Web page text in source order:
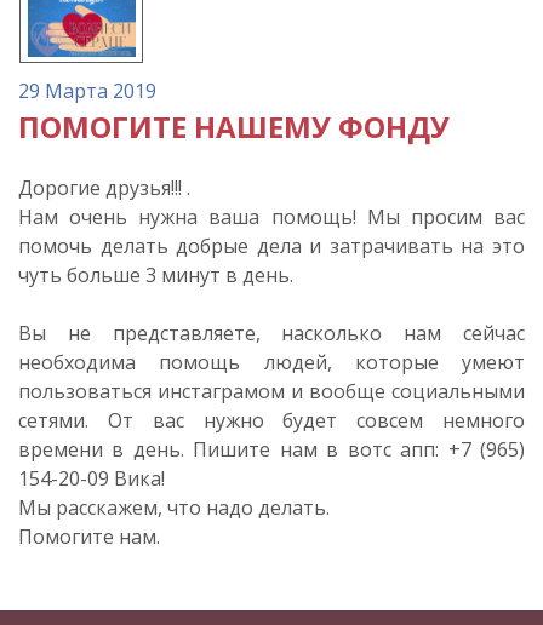
29 Марта 2019
ПОМОГИТЕ НАШЕМУ ФОНДУ
Дорогие друзья!!! .
Нам очень нужна ваша помощь! Мы просим вас
помочь делать добрые дела и затрачивать на это
чуть больше 3 минут в день.
Вы не представляете, насколько нам сейчас
необходима помощь людей, которые умеют
пользоваться инстаграмом и вообще социальными
сетями. От вас нужно будет совсем немного
времени в день. Пишите нам в вотс апп: +7 (965)
154-20-09 Вика!
Мы расскажем, что надо делать.
Помогите нам.